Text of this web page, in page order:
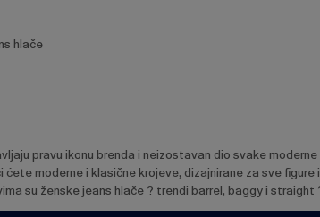
hlače
pravu ikonu brenda i neizostavan dio svake
ćete moderne i klasične krojeve, dizajnirane za sve
su ženske jeans hlače ? trendi barrel, baggy i